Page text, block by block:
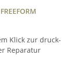
Klick zur druck-
Reparatur